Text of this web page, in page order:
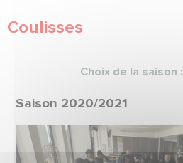
Coulisses
Choix de la saison :
Saison 2020/2021